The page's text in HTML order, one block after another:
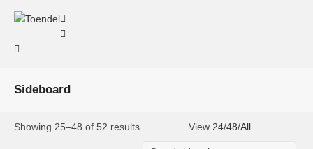
Sideboard
Showing 25–48 of 52 results View 24/48/All